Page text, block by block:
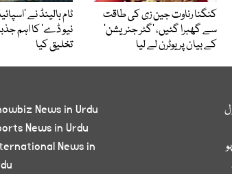
کنگنا رناوت جین زی کی طاقت
سے گھبرا گئیں، ’گٹر جنریشن‘
کے بیان پر یوٹرن لے لیا
ٹام ہالینڈ نے
نیو ڈے‘ کا اہم
تخلیق کیا
News in Urdu
News in Urdu
News in